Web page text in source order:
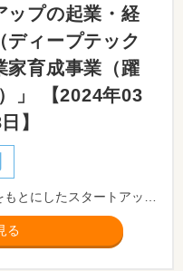
ップの起業・経
ディープテック
家育成事業（躍
」 【2024年03
】
る